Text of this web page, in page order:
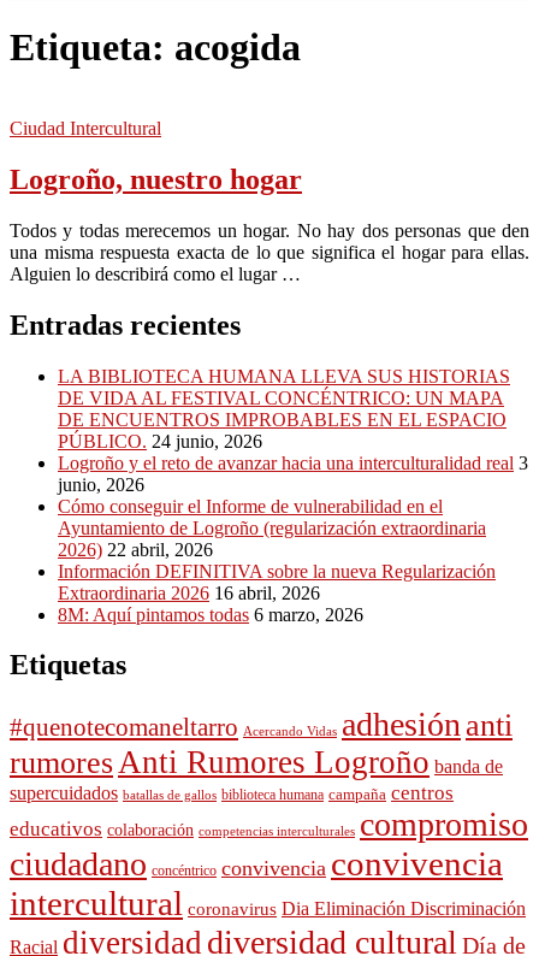
Etiqueta: acogida
Ciudad Intercultural
Logroño, nuestro hogar
Todos y todas merecemos un hogar. No hay dos personas que den
una misma respuesta exacta de lo que significa el hogar para ellas.
Alguien lo describirá como el lugar …
Entradas recientes
LA BIBLIOTECA HUMANA LLEVA SUS HISTORIAS
DE VIDA AL FESTIVAL CONCÉNTRICO: UN MAPA
DE ENCUENTROS IMPROBABLES EN EL ESPACIO
PÚBLICO. 24 junio, 2026
Logroño y el reto de avanzar hacia una interculturalidad real 3
junio, 2026
Cómo conseguir el Informe de vulnerabilidad en el
Ayuntamiento de Logroño (regularización extraordinaria
2026) 22 abril, 2026
Información DEFINITIVA sobre la nueva Regularización
Extraordinaria 2026 16 abril, 2026
8M: Aquí pintamos todas 6 marzo, 2026
Etiquetas
#quenotecomaneltarro Acercando Vidas adhesiónanti
rumoresAnti Rumores Logroño banda de
supercuidados batallas de gallos biblioteca humana campaña centros
educativos colaboración competencias interculturales compromiso
ciudadano concéntrico convivencia convivencia
intercultural coronavirus Dia Eliminación Discriminación
Racial diversidaddiversidad culturalDía de